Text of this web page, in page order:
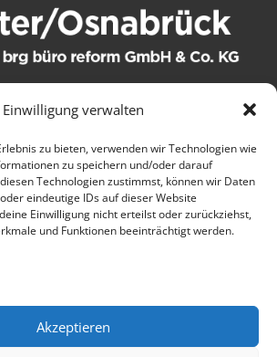
Einwilligung verwalten
zu bieten, verwenden wir Technologien wie
zu speichern und/oder darauf
Technologien zustimmst, können wir Daten
eindeutige IDs auf dieser Website
Einwilligung nicht erteilst oder zurückziehst,
und Funktionen beeinträchtigt werden.
Akzeptieren
GmbH & Co. KG. Alle Rechte
Kontakt
Wartungsbedingungen